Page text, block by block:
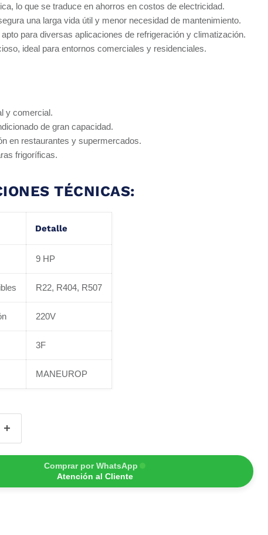
lo que se traduce en ahorros en costos de electricidad.
una larga vida útil y menor necesidad de mantenimiento.
para diversas aplicaciones de refrigeración y climatización.
ideal para entornos comerciales y residenciales.
y comercial.
de gran capacidad.
en restaurantes y supermercados.
frigoríficas.
TÉCNICAS:
Detalle
9 HP
R22, R404, R507
220V
3F
MANEUROP
Comprar por WhatsApp
Atención al Cliente